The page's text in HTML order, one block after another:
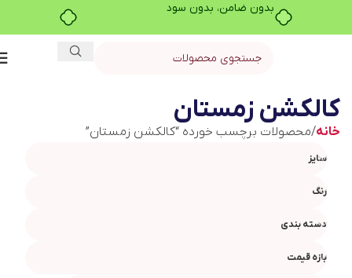
بدون ضامن، بدون سود
کالکشن زمستان
خانه محصولات برچسب خورده “کالکشن زمستان”
سایز
رنگ
دسته بندی
بازه قیمت